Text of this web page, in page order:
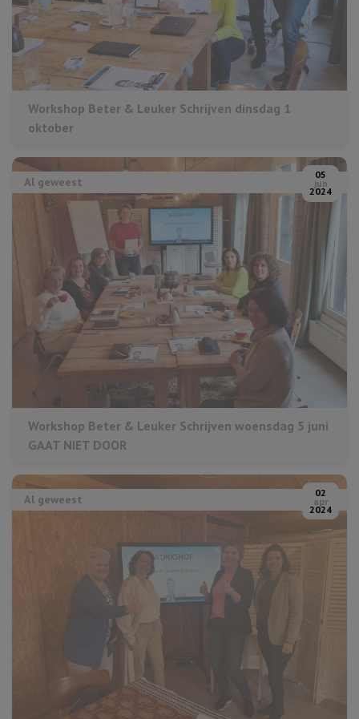
Workshop Beter & Leuker Schrijven dinsdag 1
oktober
Al geweest 05
jun
2024
Workshop Beter & Leuker Schrijven woensdag 5 juni
GAAT NIET DOOR
Al geweest 02
apr
2024